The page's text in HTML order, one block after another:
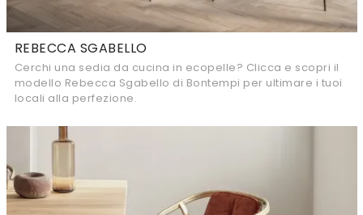
REBECCA SGABELLO
Cerchi una sedia da cucina in ecopelle? Clicca e scopri il
modello Rebecca Sgabello di Bontempi per ultimare i tuoi
locali alla perfezione.